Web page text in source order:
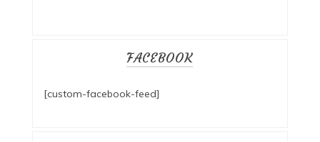
FACEBOOK
[custom-facebook-feed]